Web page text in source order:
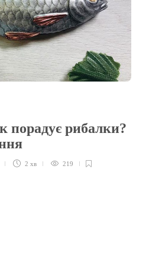
порадує рибалки?
2 хв 219